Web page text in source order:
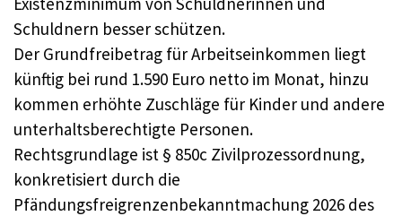
Schuldnern besser schützen.
Der Grundfreibetrag für Arbeitseinkommen liegt
künftig bei rund 1.590 Euro netto im Monat, hinzu
kommen erhöhte Zuschläge für Kinder und andere
unterhaltsberechtigte Personen.
Rechtsgrundlage ist § 850c Zivilprozessordnung,
konkretisiert durch die
Pfändungsfreigrenzenbekanntmachung 2026 des